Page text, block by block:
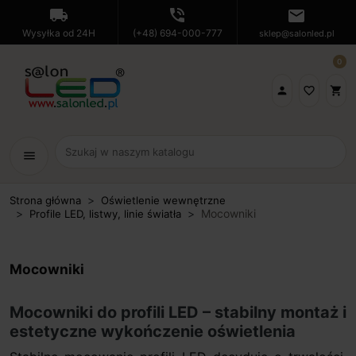
local_shipping
Wysyłka od 24H
phone_in_talk
(+48) 694-000-777
mail
sklep@salonled.pl
 favorite_border shopping_cart
0
menu
Strona główna
Oświetlenie wewnętrzne
Profile LED, listwy, linie światła
Mocowniki
Mocowniki
Mocowniki do profili LED – stabilny montaż i
estetyczne wykończenie oświetlenia